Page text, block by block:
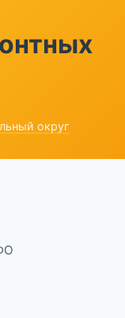
округ